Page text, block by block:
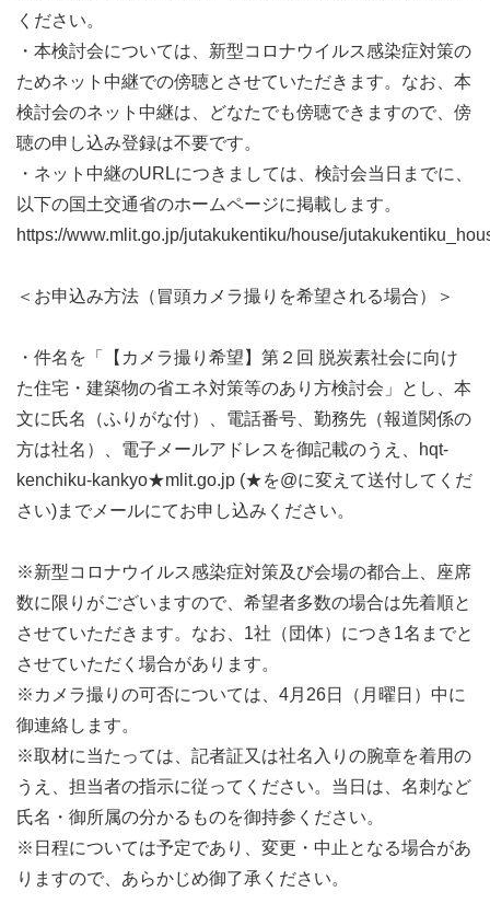
ください。
・本検討会については、新型コロナウイルス感染症対策の
ためネット中継での傍聴とさせていただきます。なお、本
検討会のネット中継は、どなたでも傍聴できますので、傍
聴の申し込み登録は不要です。
・ネット中継のURLにつきましては、検討会当日までに、
以下の国土交通省のホームページに掲載します。
https://www.mlit.go.jp/jutakukentiku/house/
＜お申込み方法（冒頭カメラ撮りを希望される場合）＞
・件名を「【カメラ撮り希望】第２回 脱炭素社会に向け
た住宅・建築物の省エネ対策等のあり方検討会」とし、本
文に氏名（ふりがな付）、電話番号、勤務先（報道関係の
方は社名）、電子メールアドレスを御記載のうえ、hqt-
kenchiku-kankyo★mlit.go.jp (★を@に変えて送付してくだ
さい)までメールにてお申し込みください。
※新型コロナウイルス感染症対策及び会場の都合上、座席
数に限りがございますので、希望者多数の場合は先着順と
させていただきます。なお、1社（団体）につき1名までと
させていただく場合があります。
※カメラ撮りの可否については、4月26日（月曜日）中に
御連絡します。
※取材に当たっては、記者証又は社名入りの腕章を着用の
うえ、担当者の指示に従ってください。当日は、名刺など
氏名・御所属の分かるものを御持参ください。
※日程については予定であり、変更・中止となる場合があ
りますので、あらかじめ御了承ください。